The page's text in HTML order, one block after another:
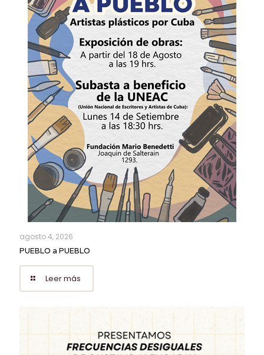
agosto 4, 2026
PUEBLO a PUEBLO
Leer más